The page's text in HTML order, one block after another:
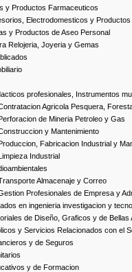
y Productos Farmaceuticos
Electrodomesticos y
y Productos de Aseo Personal
Relojeria, Joyeria y Gemas
profesionales, Instrumentos
Agricola Pesquera,
de Mineria Petroleo y Gas
y Mantenimiento
Fabricacion Industrial y
Industrial
Almacenaje y Correo
Profesionales de Empresa y
en ingenieria investigacion y
de Diseño, Graficos y de Bellas
y Servicios Relacionados con el
y de Seguros
y de Formacion